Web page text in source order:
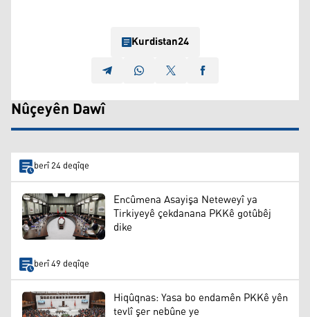
Kurdistan24
Nûçeyên Dawî
berî 24 deqîqe
Encûmena Asayişa Neteweyî ya
Tirkiyeyê çekdanana PKKê gotûbêj
dike
berî 49 deqîqe
Hiqûqnas: Yasa bo endamên PKKê yên
tevlî şer nebûne ye